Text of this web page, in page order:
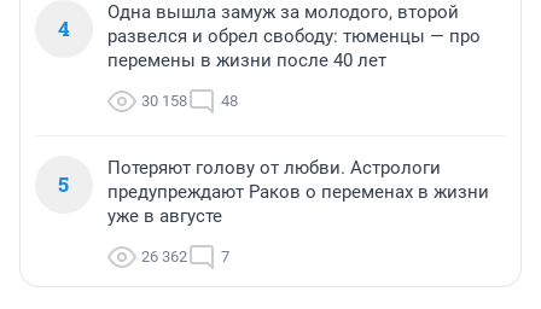
4
Одна вышла замуж за молодого, второй
развелся и обрел свободу: тюменцы — про
перемены в жизни после 40 лет
30 158 48
5
Потеряют голову от любви. Астрологи
предупреждают Раков о переменах в жизни
уже в августе
26 362 7